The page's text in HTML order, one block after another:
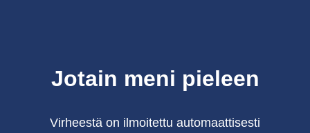
Jotain meni pieleen
Virheestä on ilmoitettu automaattisesti